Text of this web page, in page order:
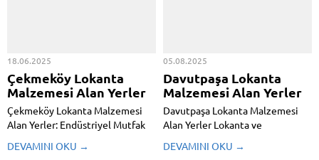
18.06.2025
Çekmeköy Lokanta
Malzemesi Alan Yerler
Çekmeköy Lokanta Malzemesi
Alan Yerler: Endüstriyel Mutfak
İstanbul’un gelişen
DEVAMINI OKU →
05.08.2025
Davutpaşa Lokanta
Malzemesi Alan Yerler
Davutpaşa Lokanta Malzemesi
Alan Yerler Lokanta ve
Alım Satımı: Bilmeniz Gereken
DEVAMINI OKU →